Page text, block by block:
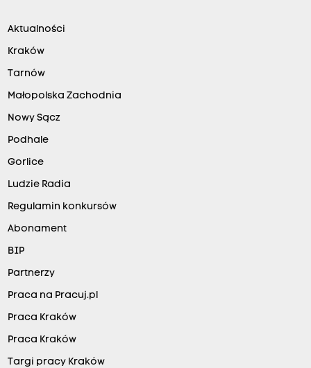
Aktualności
Kraków
Tarnów
Małopolska Zachodnia
Nowy Sącz
Podhale
Gorlice
Ludzie Radia
Regulamin konkursów
Abonament
BIP
Partnerzy
Praca na Pracuj.pl
Praca Kraków
Praca Kraków
Targi pracy Kraków